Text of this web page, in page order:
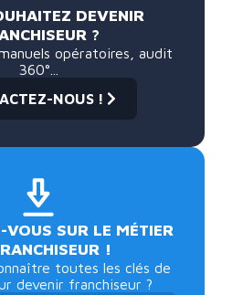
DEVENIR
?
opératoires, audit
360°...
NOUS !
VOUS SUR LE MÉTIER
!
toutes les clés de
devenir franchiseur ?